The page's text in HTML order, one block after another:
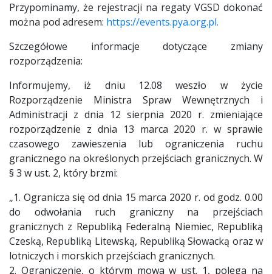
Przypominamy, że rejestracji na regaty VGSD dokonać
można pod adresem: https://events.pya.org.pl.
Szczegółowe informacje dotyczące zmiany
rozporządzenia:
Informujemy, iż dniu 12.08 weszło w życie
Rozporządzenie Ministra Spraw Wewnętrznych i
Administracji z dnia 12 sierpnia 2020 r. zmieniające
rozporządzenie z dnia 13 marca 2020 r. w sprawie
czasowego zawieszenia lub ograniczenia ruchu
granicznego na określonych przejściach granicznych. W
§ 3 w ust. 2, który brzmi:
„1. Ogranicza się od dnia 15 marca 2020 r. od godz. 0.00
do odwołania ruch graniczny na przejściach
granicznych z Republiką Federalną Niemiec, Republiką
Czeską, Republiką Litewską, Republiką Słowacką oraz w
lotniczych i morskich przejściach granicznych.
2. Ograniczenie, o którym mowa w ust. 1, polega na